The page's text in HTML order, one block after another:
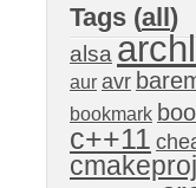
Tags (all)
alsa
aur avr
bookmark
c++11